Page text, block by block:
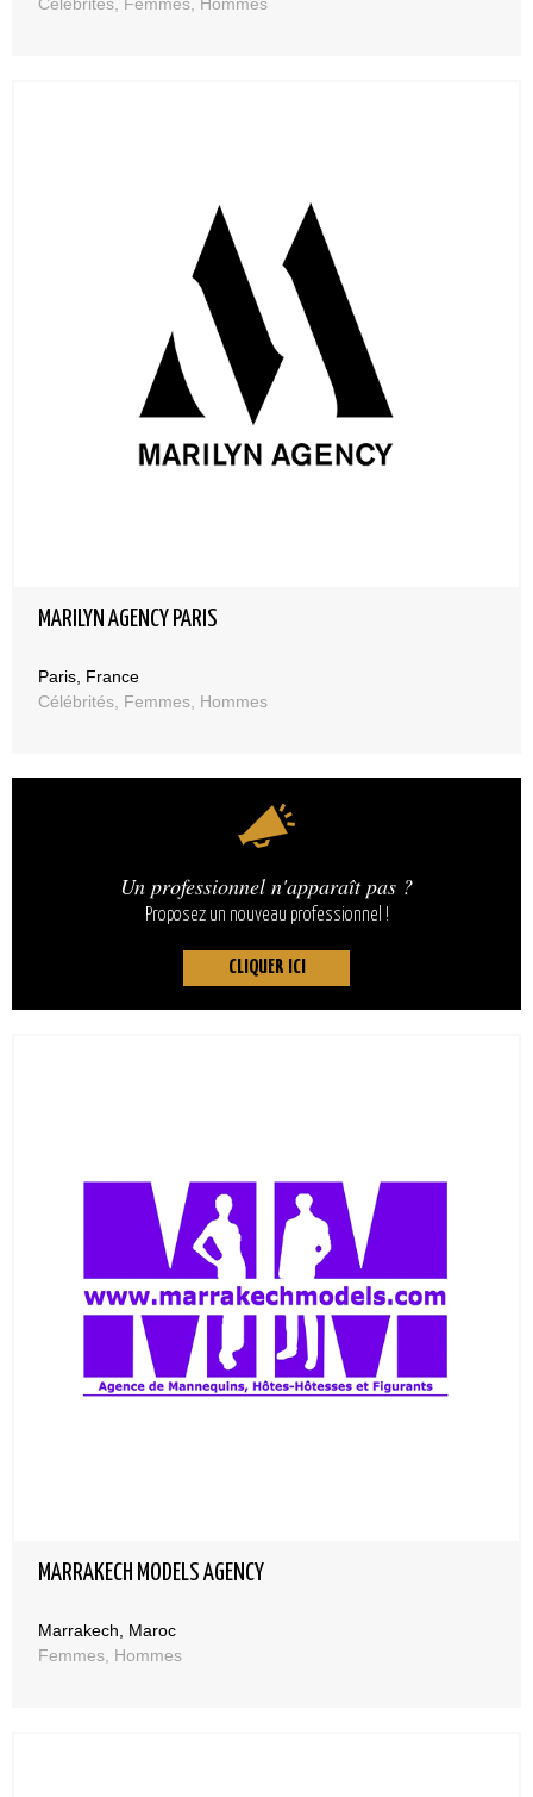
MARILYN AGENCY PARIS
Paris, France
Célébrités, Femmes, Hommes
Un professionnel n'apparaît pas ?
Proposez un nouveau professionnel !
CLIQUER ICI
MARRAKECH MODELS AGENCY
Marrakech, Maroc
Femmes, Hommes